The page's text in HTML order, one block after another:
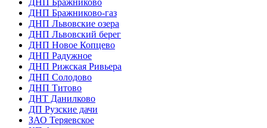
ДНП Бражниково-газ
ДНП Львовские озера
ДНП Львовский берег
ДНП Новое Копцево
ДНП Радужное
ДНП Рижская Ривьера
ДНП Солодово
ДНП Титово
ДНТ Данилково
ДП Рузские дачи
ЗАО Теряевское